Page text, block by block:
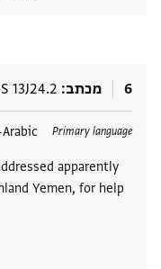
6 מכתב 13J24.2
Primary language
apparently
Yemen, for help
תגים